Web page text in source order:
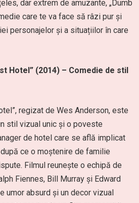
dar extrem de amuzante, „Dumb
care te va face să râzi pur și
personajelor și a situațiilor în care
Hotel” (2014) – Comedie de stil
regizat de Wes Anderson, este
stil vizual unic și o poveste
de hotel care se află implicat
ce o moștenire de familie
Filmul reunește o echipă de
Fiennes, Bill Murray și Edward
umor absurd și un decor vizual